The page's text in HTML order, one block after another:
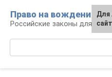
контенту
Право на вождение
Российские законы для
Для